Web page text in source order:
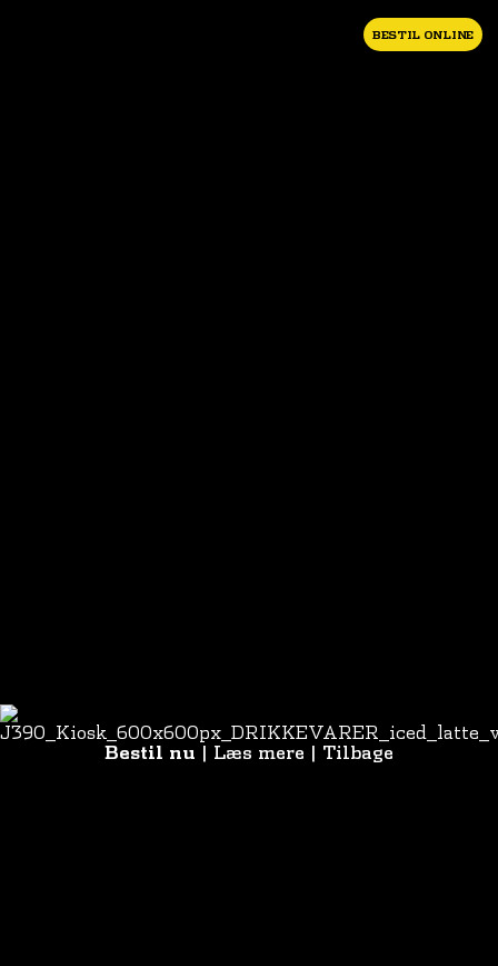
Bestil nu | Læs mere | Tilbage
BESTIL ONLINE